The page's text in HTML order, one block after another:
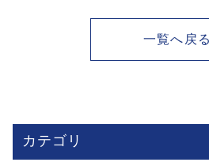
一覧へ戻る
カテゴリ